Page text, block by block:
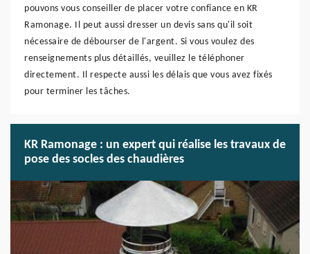
pouvons vous conseiller de placer votre confiance en KR
Ramonage. Il peut aussi dresser un devis sans qu'il soit
nécessaire de débourser de l'argent. Si vous voulez des
renseignements plus détaillés, veuillez le téléphoner
directement. Il respecte aussi les délais que vous avez fixés
pour terminer les tâches.
KR Ramonage : un expert qui réalise les travaux de
pose des socles des chaudières